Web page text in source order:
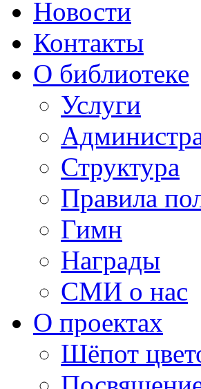
Новости
Контакты
О библиотеке
Услуги
Структура
Правила
Гимн
Награды
СМИ о нас
О проектах
Шёпот